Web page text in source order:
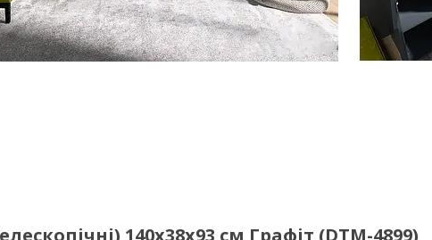
140х38х93 см Графіт (DTM-4899)